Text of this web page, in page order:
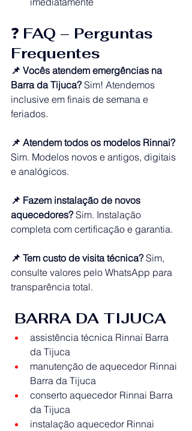
❓ FAQ – Perguntas
Frequentes
📌 Vocês atendem emergências na
Barra da Tijuca? Sim! Atendemos
inclusive em finais de semana e
feriados.
📌 Atendem todos os modelos Rinnai?
Sim. Modelos novos e antigos, digitais
e analógicos.
📌 Fazem instalação de novos
aquecedores? Sim. Instalação
completa com certificação e garantia.
📌 Tem custo de visita técnica? Sim,
consulte valores pelo WhatsApp para
transparência total.
BARRA DA TIJUCA
assistência técnica Rinnai Barra
da Tijuca
manutenção de aquecedor Rinnai
Barra da Tijuca
conserto aquecedor Rinnai Barra
da Tijuca
instalação aquecedor Rinnai